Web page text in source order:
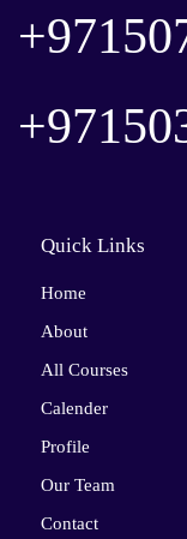
+
Quick Links
Home
About
All Courses
Calender
Profile
Our Team
Contact